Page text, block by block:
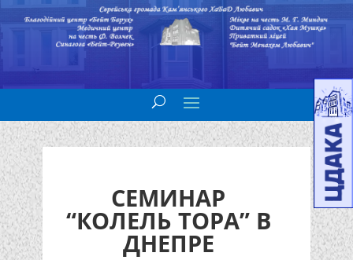
СЕМИНАР
“КОЛЕЛЬ ТОРА” В
ДНЕПРЕ